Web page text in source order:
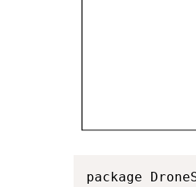
package